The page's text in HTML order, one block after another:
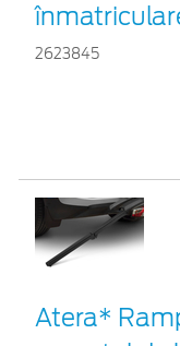
2623845
Atera*